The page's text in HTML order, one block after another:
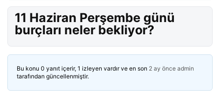
11 Haziran Perşembe günü
burçları neler bekliyor?
Bu konu 0 yanıt içerir, 1 izleyen vardır ve en son 2 ay önce admin
tarafından güncellenmiştir.